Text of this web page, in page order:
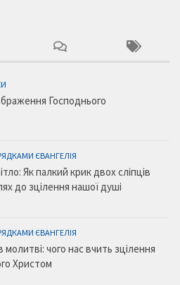
Господнього
ЄВАНГЕЛІЯ
Як палкий крик двох сліпців
до зцілення нашої душі
ЄВАНГЕЛІЯ
молитві: чого нас вчить зцілення
Христом